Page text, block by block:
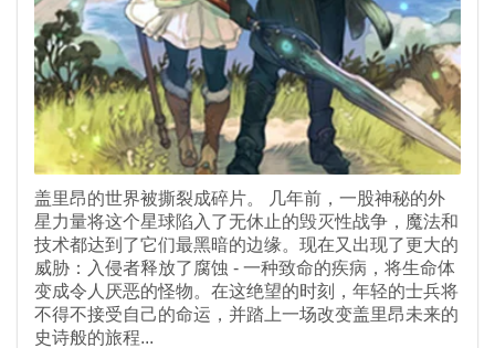
盖里昂的世界被撕裂成碎片。 几年前，一股神秘的外
星力量将这个星球陷入了无休止的毁灭性战争，魔法和
技术都达到了它们最黑暗的边缘。现在又出现了更大的
威胁：入侵者释放了腐蚀 - 一种致命的疾病，将生命体
变成令人厌恶的怪物。在这绝望的时刻，年轻的士兵将
不得不接受自己的命运，并踏上一场改变盖里昂未来的
史诗般的旅程...